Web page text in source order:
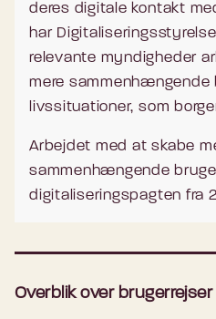
deres digitale kontakt
har
relevante myndigheder
mere sammenhængende
livssituationer, som
Arbejdet med at skabe
sammenhængende
digitaliseringspagten fra
Overblik over brugerrejser